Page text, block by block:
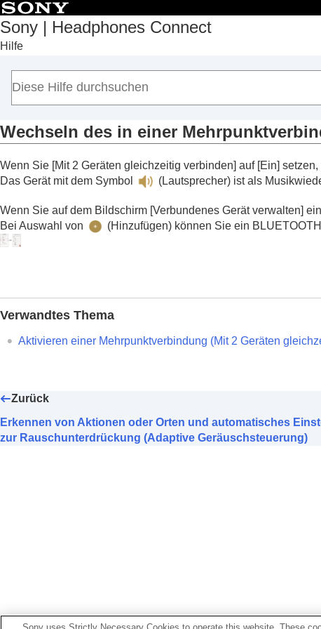
Sony | Headphones Connect
Hilfe
Anfang
Erste Schritte
Hinweise zur Bedienung
Hinweis zum Dashboard von „Sony |
Auf der Registerkarte [Status] angezeigte
Erkennen von Aktionen oder Orten
Geräuschsteuerung)
Wechseln des in einer
Wechseln des in einer
Steuern des wiedergegebenen Songs
Auf der Registerkarte [Services]
Anzeigen von Informationen zur
Einrichten eines Widgets auf dem
Zugänglichkeit
Wechseln des in einer
Wenn Sie [Mit 2 Geräten gleichzeitig verbinden] auf [Ein] setzen,
Das Gerät mit dem Symbol
(Lautsprecher) ist als
Wenn Sie auf dem Bildschirm [Verbundenes Gerät verwalten]
Bei Auswahl von
(Hinzufügen) können Sie ein
Verwandtes Thema
Aktivieren einer Mehrpunktverbindung (Mit 2 Geräten
Zurück
Erkennen von Aktionen oder Orten und automatisches
zur Rauschunterdrückung (Adaptive Geräuschsteuerung)